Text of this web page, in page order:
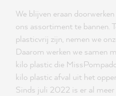
We blijven eraan
ons assortiment te bannen.
plasticvrij zijn, nemen we
Daarom werken we samen
kilo plastic die
kilo plastic afval uit het
Sinds juli 2022 is er al